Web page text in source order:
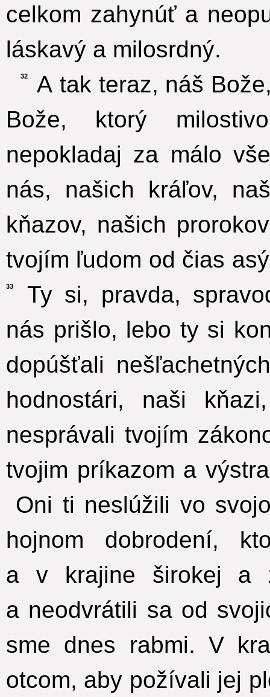
celkom zahynúť a
láskavý a milosrdný.
32
A tak teraz, náš
Bože, ktorý
nepokladaj za málo
nás, našich kráľov,
kňazov, našich
tvojím ľudom od čias
33
Ty si, pravda,
nás prišlo, lebo ty si
dopúšťali
hodnostári, naši
nesprávali tvojím
tvojim príkazom a
Oni ti neslúžili vo
hojnom dobrodení,
a v krajine širokej a
a neodvrátili sa od
sme dnes rabmi. V
otcom, aby požívali jej